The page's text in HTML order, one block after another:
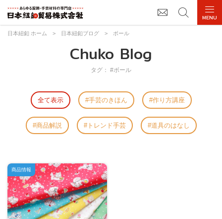
日本紐釦 ホーム > 日本紐釦ブログ > ボール
Chuko Blog
タグ： #ボール
全て表示 手芸のきほん 作り方講座
商品解説 トレンド手芸 道具のはなし
商品情報